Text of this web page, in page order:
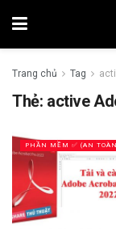
Trang chủ Tag
Thẻ: active
PHẦN MỀM ✅ (AN